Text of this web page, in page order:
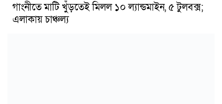
গাংনীতে মাটি খুঁড়তেই মিলল ১০ ল্যান্ডমাইন, ৫ টুলবক্স;
এলাকায় চাঞ্চল্য